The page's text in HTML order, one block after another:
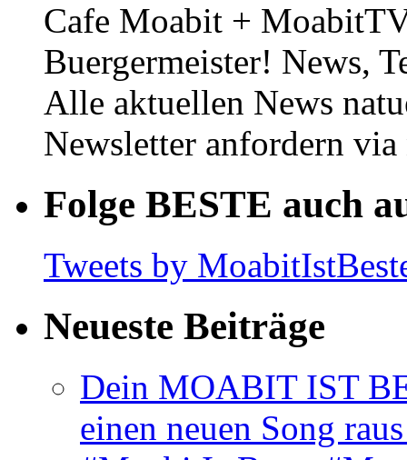
Cafe Moabit +
Buergermeister! News,
Alle aktuellen News
Newsletter anfordern
Folge BESTE auch
Tweets by
Neueste Beiträge
Dein MOABIT IST
einen neuen Song